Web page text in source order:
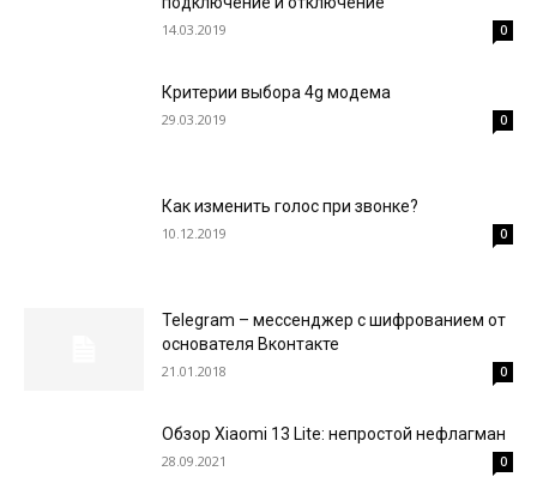
14.03.2019 0
Критерии выбора 4g модема
29.03.2019 0
Как изменить голос при звонке?
10.12.2019 0
Telegram – мессенджер с шифрованием от
основателя Вконтакте
21.01.2018 0
Обзор Xiaomi 13 Lite: непростой нефлагман
28.09.2021 0